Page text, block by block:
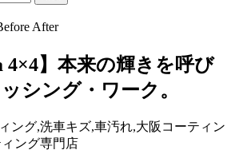
After
4×4】本来の輝きを呼び
シング・ワーク。